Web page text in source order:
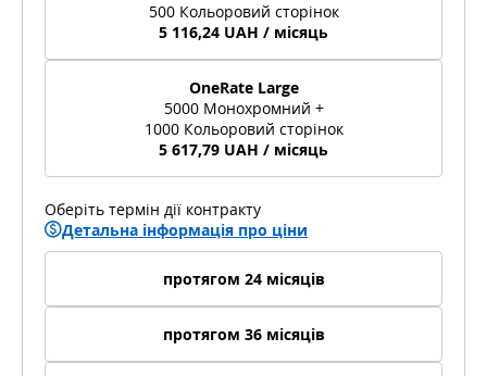
500 Кольоровий сторінок
5 116,24 UAH / місяць
OneRate Large
5000 Монохромний +
1000 Кольоровий сторінок
5 617,79 UAH / місяць
Оберіть термін дії контракту
Детальна інформація про ціни
протягом 24 місяців
протягом 36 місяців